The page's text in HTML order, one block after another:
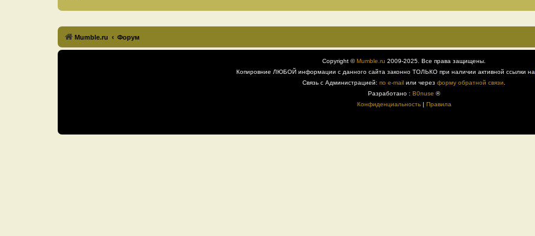
Mumble.ru Форум
Copyright ©Mumble.ru 2009-2025. Все права защищены.
Копировние ЛЮБОЙ информации с данного сайта законно ТОЛЬКО при наличии активной ссылки на
Связь с Администрацией: по e-mail или через форму обратной связи
Разработано : B0nuse ®
Конфиденциальность| Правила